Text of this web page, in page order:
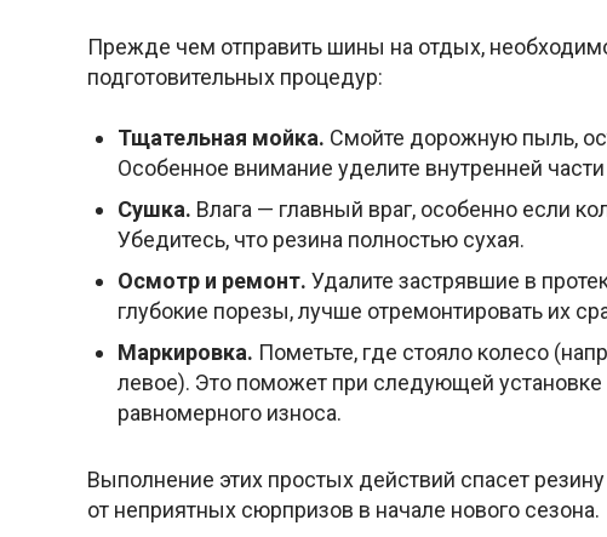
Прежде чем отправить шины на отдых,
подготовительных процедур:
Тщательная мойка. Смойте дорожную пыль,
Особенное внимание уделите внутренней
Сушка. Влага — главный враг, особенно если
Убедитесь, что резина полностью сухая.
Осмотр и ремонт. Удалите застрявшие в
глубокие порезы, лучше отремонтировать их
Маркировка. Пометьте, где стояло колесо
левое). Это поможет при следующей
равномерного износа.
Выполнение этих простых действий спасет
от неприятных сюрпризов в начале нового сезона.